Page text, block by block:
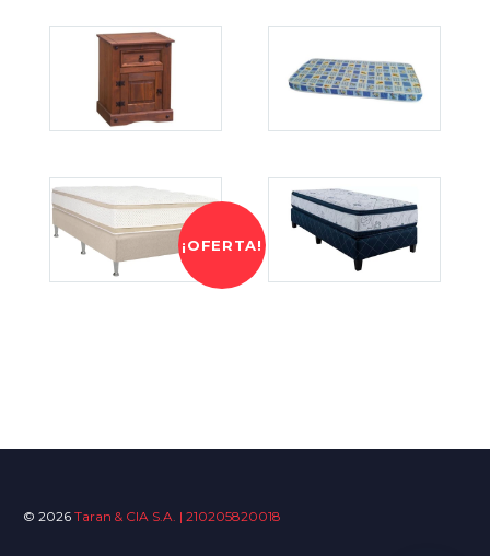
¡OFERTA!
© 2026 Taran & CIA S.A. | 210205820018